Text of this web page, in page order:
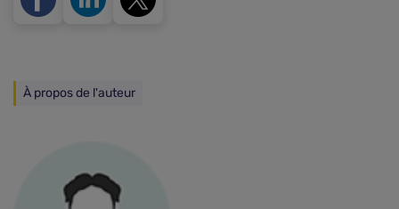
À propos de l'auteur